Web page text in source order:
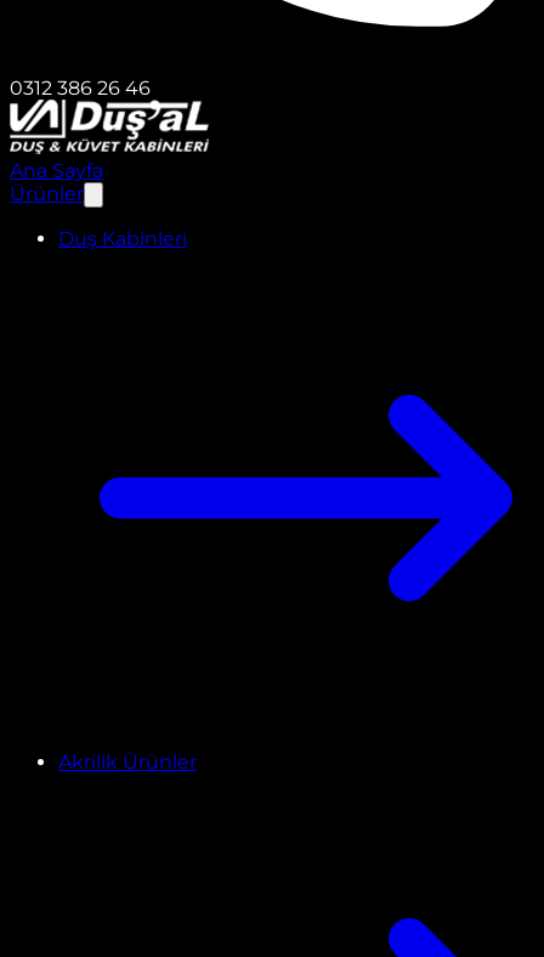
0312 386 26 46
Ana Sayfa
Ürünler
Duş Kabinleri
Akrilik Ürünler